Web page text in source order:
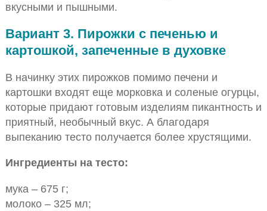
вкусными и пышными.
Вариант 3. Пирожки с печенью и
картошкой, запеченные в духовке
В начинку этих пирожков помимо печени и
картошки входят еще морковка и соленые огурцы,
которые придают готовым изделиям пикантность и
приятный, необычный вкус. А благодаря
выпеканию тесто получается более хрустящими.
Ингредиенты на тесто:
мука – 675 г;
молоко – 325 мл;